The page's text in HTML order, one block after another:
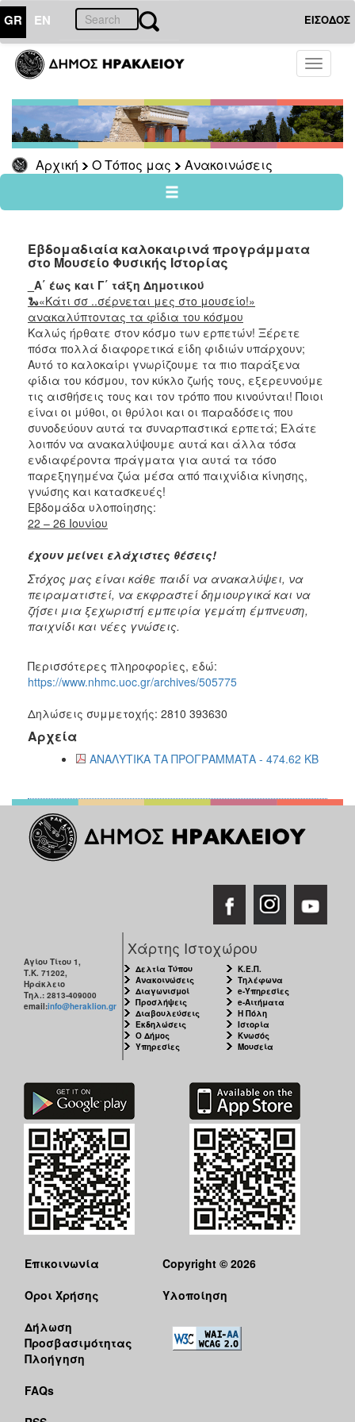
GR EN ΕΙΣΟΔΟΣ
Toggle
Αρχική Ο Τόπος μας Ανακοινώσεις
ΤΟΠΟΣ
ΜΑΣ
Ανακοινώσεις
Αρχείο
ΠΟΛΙΤΙΣΜΟΣ
ΑΝΘΕΚΤΙΚΗ
ΠΟΛΗ
Εβδομαδιαία καλοκαιρινά προγράμματα
στο Μουσείο Φυσικής Ιστορίας
_A΄ έως και Γ΄ τάξη Δημοτικού
🐍«Κάτι σσ ..σέρνεται μες στο μουσείο!»
ανακαλύπτοντας τα φίδια του κόσμου
Καλώς ήρθατε στον κόσμο των ερπετών! Ξέρετε
πόσα πολλά διαφορετικά είδη φιδιών υπάρχουν;
Αυτό το καλοκαίρι γνωρίζουμε τα πιο παράξενα
φίδια του κόσμου, τον κύκλο ζωής τους, εξερευνούμε
τις αισθήσεις τους και τον τρόπο που κινούνται! Ποιοι
είναι οι μύθοι, οι θρύλοι και οι παραδόσεις που
συνοδεύουν αυτά τα συναρπαστικά ερπετά; Ελάτε
λοιπόν να ανακαλύψουμε αυτά και άλλα τόσα
ενδιαφέροντα πράγματα για αυτά τα τόσο
παρεξηγημένα ζώα μέσα από παιχνίδια κίνησης,
γνώσης και κατασκευές!
Εβδομάδα υλοποίησης:
22 – 26 Ιουνίου
έχουν μείνει ελάχιστες θέσεις!
Στόχος μας είναι κάθε παιδί να ανακαλύψει, να
πειραματιστεί, να εκφραστεί δημιουργικά και να
ζήσει μια ξεχωριστή εμπειρία γεμάτη έμπνευση,
παιχνίδι και νέες γνώσεις.
Περισσότερες πληροφορίες, εδώ:
https://www.nhmc.uoc.gr/archives/505775
Δηλώσεις συμμετοχής: 2810 393630
Αρχεία
ΑΝΑΛΥΤΙΚΑ ΤΑ ΠΡΟΓΡΑΜΜΑΤΑ - 474.62 KB
Αγίου Τίτου 1,
Τ.Κ. 71202,
Ηράκλειο
Τηλ.: 2813-409000
email:info@heraklion.gr
Χάρτης Ιστοχώρου
Δελτία Τύπου
Ανακοινώσεις
Διαγωνισμοί
Προσλήψεις
Διαβουλεύσεις
Εκδηλώσεις
Ο Δήμος
Υπηρεσίες
Κ.Ε.Π.
Τηλέφωνα
e-Υπηρεσίες
e-Αιτήματα
Η Πόλη
Ιστορία
Κνωσός
Μουσεία
Επικοινωνία
Όροι Χρήσης
Δήλωση
Προσβασιμότητας
Πλοήγηση
FAQs
Copyright © 2026
Υλοποίηση